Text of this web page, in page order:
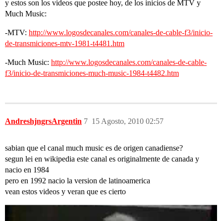
y estos son los videos que postee hoy, de los inicios de MTV y
Much Music:
-MTV: http://www.logosdecanales.com/canales-de-cable-f3/inicio-
de-transmiciones-mtv-1981-t4481.htm
-Much Music: http://www.logosdecanales.com/canales-de-cable-
f3/inicio-de-transmiciones-much-music-1984-t4482.htm
AndreshjngrsArgentin 15 Agosto, 2010 02:57
7
sabian que el canal much music es de origen canadiense?
segun lei en wikipedia este canal es originalmente de canada y
nacio en 1984
pero en 1992 nacio la version de latinoamerica
vean estos videos y veran que es cierto